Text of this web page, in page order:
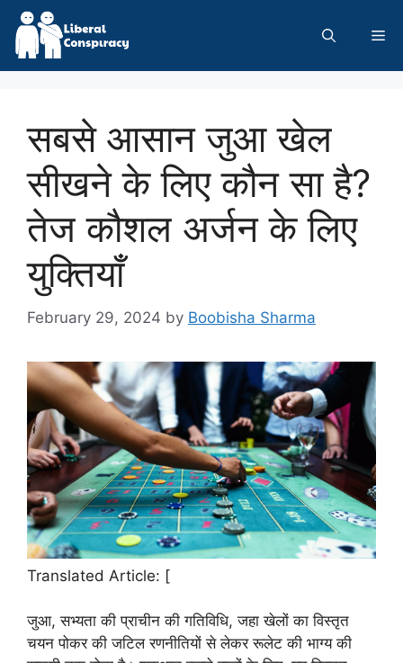
Skip
content
सबसे आसान जुआ खेल
सीखने के लिए कौन सा है?
तेज कौशल अर्जन के लिए
युक्तियाँ
February 29, 2024 by Boobisha Sharma
Translated Article: [
जुआ, सभ्यता की प्राचीन की गतिविधि, जहा खेलों का विस्तृत
चयन पोकर की जटिल रणनीतियों से लेकर रूलेट की भाग्य की